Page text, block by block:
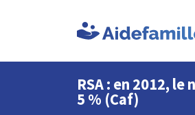
RSA : en 2012,
5 % (Caf)